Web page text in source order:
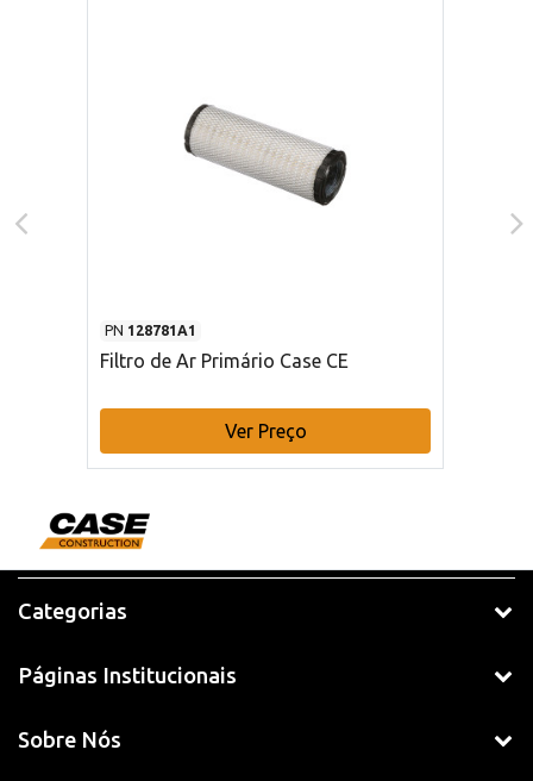
PN 128781A1
Filtro de Ar Primário Case CE
Ver Preço
Categorias
Páginas Institucionais
Sobre Nós